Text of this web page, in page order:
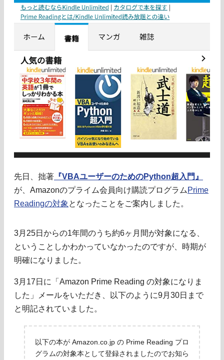
先日、拙著 『VBAユーザーのためのPython超入門』
が、Amazonのプライム会員向け購読プログラム Prime
Readingの対象 となったことをご案内しました。
3月25日からの1年間のうち約6ヶ月間が対象になる、
ということしかわかっていなかったのですが、時期が
明確になりました。
3月17日に「Amazon Prime Reading の対象になりま
した」メールをいただき、以下のように9月30日まで
と明記されていました。
以下の本が Amazon.co.jp の Prime Reading プロ
グラムの対象本として登録されましたのでお知ら